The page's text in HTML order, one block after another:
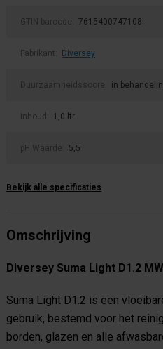
GTIN barcode: 7615400747108
Fabrikant: Diversey
Duurzaamheidsscore: in
Inhoud: 1,0 ltr
pH Waarde: 5,5
Bekijk alle specificaties
Omschrijving
Diversey Suma Light D1.2
Suma Light D1.2 is een
gebruik, bestemd voor het
borden, glazen en alle